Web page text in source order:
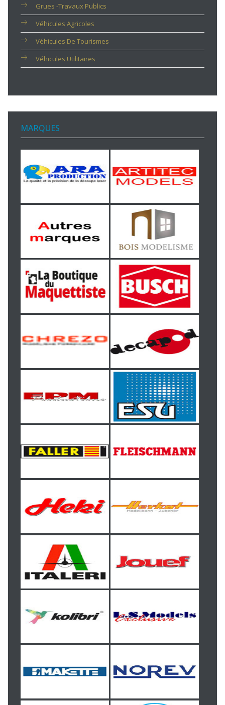
Grues -travaux Publics
Véhicules Agricoles
Véhicules De Tourismes
Véhicules Utilitaires
MARQUES